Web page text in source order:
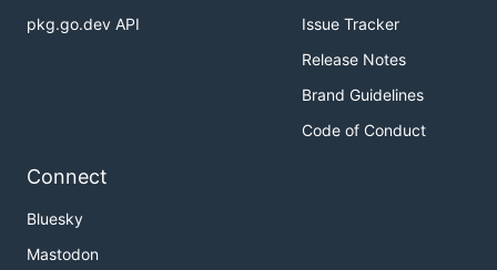
pkg.go.dev API
Issue Tracker
Release Notes
Brand Guidelines
Code of Conduct
Connect
Bluesky
Mastodon